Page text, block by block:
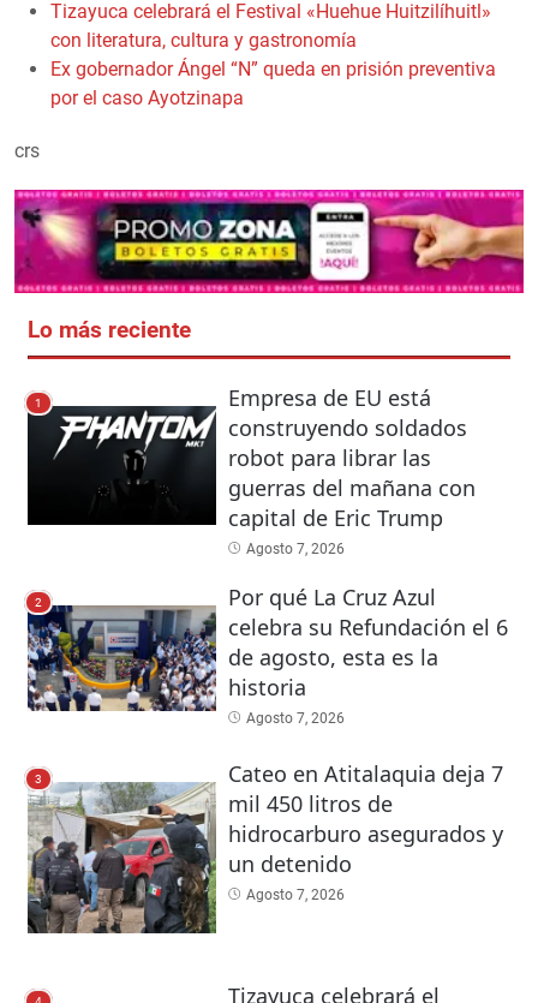
Tizayuca celebrará el Festival «Huehue Huitzilíhuitl»
con literatura, cultura y gastronomía
Ex gobernador Ángel “N” queda en prisión preventiva
por el caso Ayotzinapa
crs
Lo más reciente
1
Empresa de EU está
construyendo soldados
robot para librar las
guerras del mañana con
capital de Eric Trump
Agosto 7, 2026
2
Por qué La Cruz Azul
celebra su Refundación el 6
de agosto, esta es la
historia
Agosto 7, 2026
3
Cateo en Atitalaquia deja 7
mil 450 litros de
hidrocarburo asegurados y
un detenido
Agosto 7, 2026
Tizayuca celebrará el